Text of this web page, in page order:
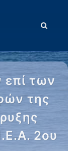
επί των
της
2ου